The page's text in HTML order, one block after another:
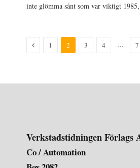
inte glömma sånt som var viktigt
Föregående
1 2 3 4 … 7
Verkstadstidningen Förlags
Co / Automation